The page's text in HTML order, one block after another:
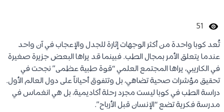
51
تُعد كوبا واحدة من أكثر الوجهات إثارة للجدل والإعجاب في آن واحد
عندما يتعلق الأمر بمجال الطب. فبينما قد يراها البعض جزيرة صغيرة
في الكاريبي، يراها المجتمع العلمي “قوة طبية عظمى” نجحت في
تحقيق مؤشرات صحية تضاهي، بل وتتفوق أحياناً على دول العالم الأول.
دراسة الطب في كوبا ليست مجرد رحلة أكاديمية، بل هي انغماس في
مدرسة فكرية تضع “الإنسان قبل الأرباح”.